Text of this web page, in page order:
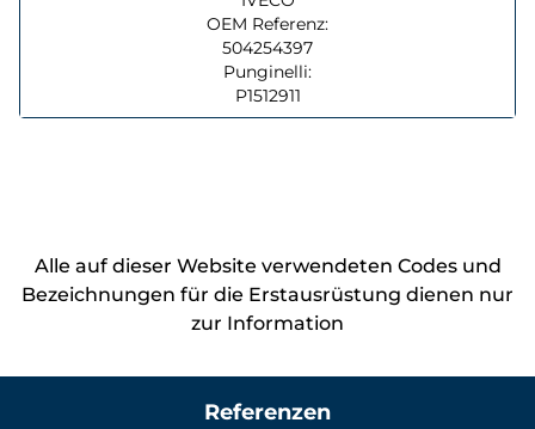
OEM Referenz:
504254397
Punginelli:
P1512911
Alle auf dieser Website verwendeten Codes und
Bezeichnungen für die Erstausrüstung dienen nur
zur Information
Referenzen